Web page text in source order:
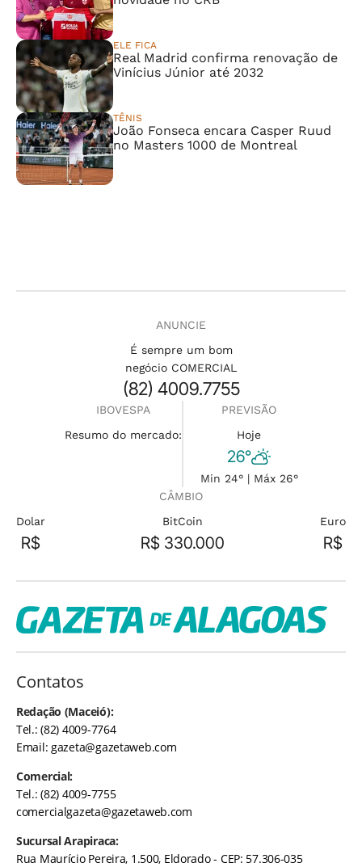
ELE FICA
Real Madrid confirma renovação de
Vinícius Júnior até 2032
TÊNIS
João Fonseca encara Casper Ruud
no Masters 1000 de Montreal
ANUNCIE
É sempre um bom
negócio COMERCIAL
(82) 4009.7755
IBOVESPA
Resumo do mercado:
PREVISÃO
Hoje
26°
Min 24° | Máx 26°
CÂMBIO
Dolar
R$
BitCoin
R$ 330.000
Euro
R$
Contatos
Redação (Maceió):
Tel.: (82) 4009-7764
Email:gazeta@gazetaweb.com
Comercial:
Tel.: (82) 4009-7755
comercialgazeta@gazetaweb.com
Sucursal Arapiraca:
Rua Maurício Pereira, 1.500, Eldorado - CEP: 57.306-035